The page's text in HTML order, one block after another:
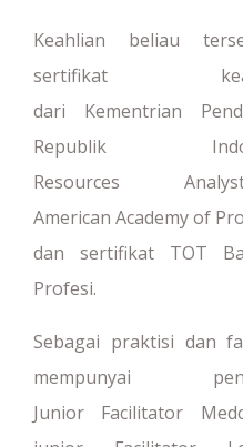
Keahlian beliau
sertifikat
dari Kementrian
Republik
Resources
American Academy of
dan sertifikat TOT
Profesi.
Sebagai praktisi dan
mempunyai
Junior Facilitator